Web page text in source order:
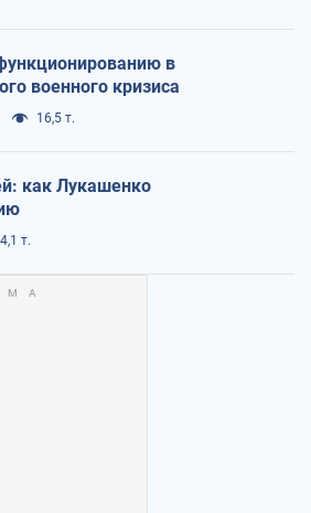
в
военного кризиса
16,5 т.
как Лукашенко
т.